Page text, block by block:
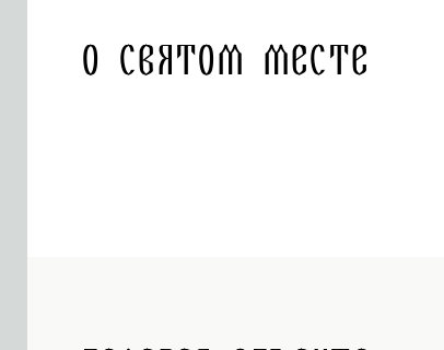
О святом месте